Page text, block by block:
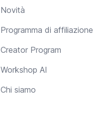
Novità
Programma di affiliazione
Creator Program
Workshop AI
Chi siamo